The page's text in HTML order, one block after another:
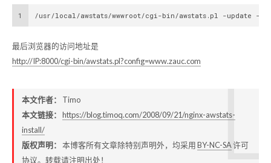
1 /usr/local/awstats/wwwroot/cgi-bin/awstats.pl -update -
最后浏览器的访问地址是
http://IP:8000/cgi-bin/awstats.pl?config=www.zauc.com
本文作者： Timo
本文链接：
https://blog.timoq.com/2008/09/21/nginx-awstats-
install/
版权声明： 本博客所有文章除特别声明外，均采用BY-NC-SA许可
协议。转载请注明出处！